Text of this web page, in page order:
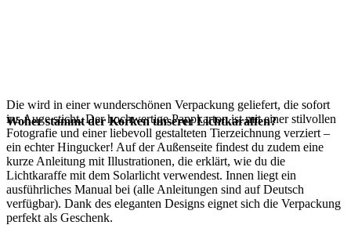
Die wird in einer wunderschönen Verpackung geliefert, die sofort
ins Auge sticht. Der hochwertige Pappkarton ist mit einer stilvollen
Fotografie und einer liebevoll gestalteten Tierzeichnung verziert –
ein echter Hingucker! Auf der Außenseite findest du zudem eine
kurze Anleitung mit Illustrationen, die erklärt, wie du die
Lichtkaraffe mit dem Solarlicht verwendest. Innen liegt ein
ausführliches Manual bei (alle Anleitungen sind auf Deutsch
verfügbar). Dank des eleganten Designs eignet sich die Verpackung
perfekt als Geschenk.
Woher stammt der Korken unserer Lichtkaraffen?